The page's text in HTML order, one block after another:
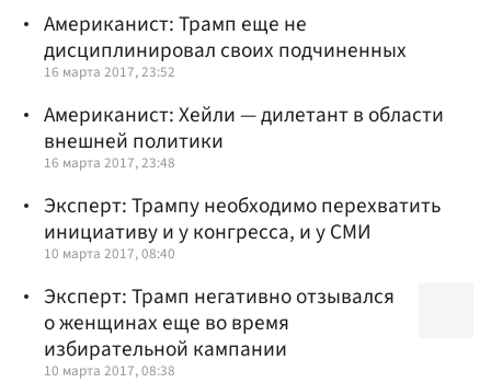
Американист: Трамп еще не
дисциплинировал своих подчиненных
16 марта 2017, 23:52
Американист: Хейли — дилетант в области
внешней политики
16 марта 2017, 23:48
Эксперт: Трампу необходимо перехватить
инициативу и у конгресса, и у СМИ
10 марта 2017, 08:40
Эксперт: Трамп негативно отзывался
о женщинах еще во время
избирательной кампании
10 марта 2017, 08:38